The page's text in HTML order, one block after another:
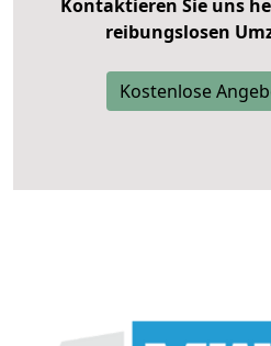
Kontaktieren Sie uns
reibungslosen
Kostenlose